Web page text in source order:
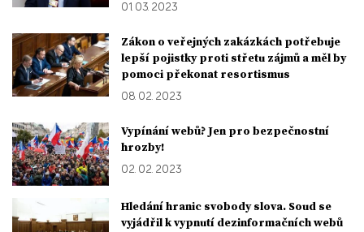
01. 03. 2023
Zákon o veřejných zakázkách potřebuje
lepší pojistky proti střetu zájmů a měl by
pomoci překonat resortismus
08. 02. 2023
Vypínání webů? Jen pro bezpečnostní
hrozby!
02. 02. 2023
Hledání hranic svobody slova. Soud se
vyjádřil k vypnutí dezinformačních webů